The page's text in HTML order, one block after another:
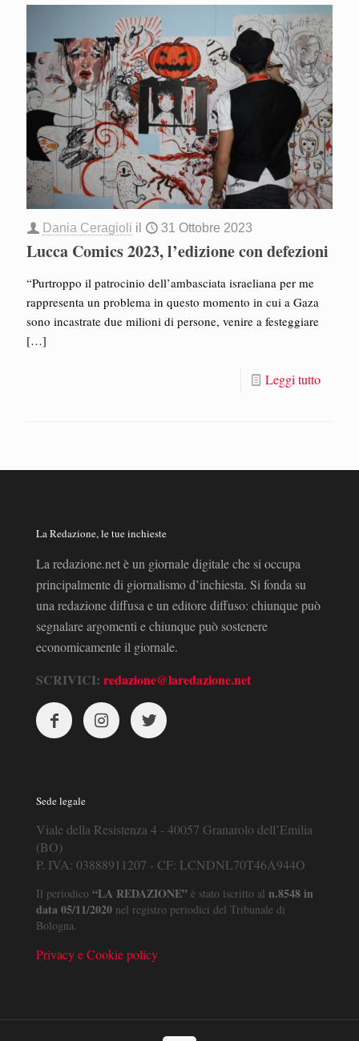
Dania Ceragioli il 31 Ottobre 2023
Lucca Comics 2023, l’edizione con defezioni
“Purtroppo il patrocinio dell’ambasciata israeliana per me
rappresenta un problema in questo momento in cui a Gaza
sono incastrate due milioni di persone, venire a festeggiare
[…]
Leggi tutto
La Redazione, le tue inchieste
La redazione.net è un giornale digitale che si occupa
principalmente di giornalismo d’inchiesta. Si fonda su
una redazione diffusa e un editore diffuso: chiunque può
segnalare argomenti e chiunque può sostenere
economicamente il giornale.
SCRIVICI: redazione@laredazione.net
Sede legale
Viale della Resistenza 4 - 40057 Granarolo dell’Emilia
(BO)
P. IVA: 03888911207 - CF: LCNDNL70T46A944O
Il periodico “LA REDAZIONE” è stato iscritto al n.8548 in
data 05/11/2020 nel registro periodici del Tribunale di
Bologna.
Privacy e Cookie policy